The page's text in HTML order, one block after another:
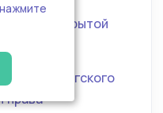
открытой
Петербургского
права
нажмите